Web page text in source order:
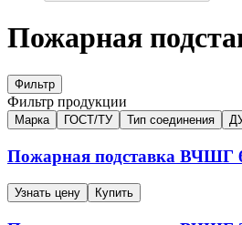
Пожарная
Фильтр
Фильтр продукции
Марка ГОСТ/ТУ Тип соединения
Пожарная подставка ВЧШГ
Узнать цену Купить